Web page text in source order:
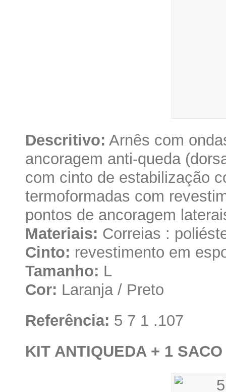
Descritivo: Arnês com
ancoragem anti-queda
com cinto de estabilização
termoformadas com
pontos de ancoragem
Materiais: Correias :
Cinto: revestimento em
Tamanho: L
Cor: Laranja / Preto
Referência: 5 7 1 .107
KIT ANTIQUEDA + 1